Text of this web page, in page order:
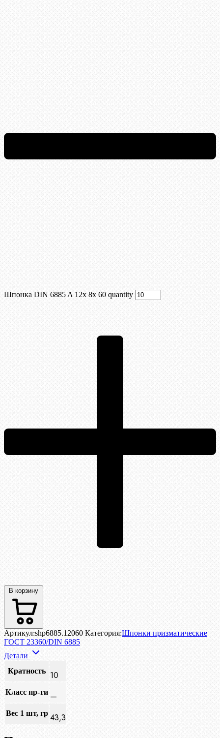
Шпонка DIN 6885 A 12x 8x 60 quantity
В корзину
Артикул:shp6885.12060 Категория:Шпонки призматические
ГОСТ 23360/DIN 6885
Детали
Кратность 10
Класс пр-ти —
Вес 1 шт, гр 43,3